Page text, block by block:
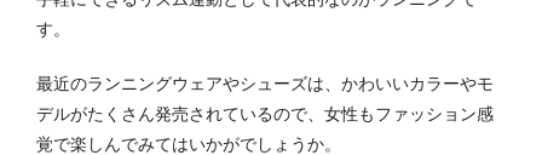
す。
最近のランニングウェアやシューズは、かわいいカラーやモ
デルがたくさん発売されているので、女性もファッション感
覚で楽しんでみてはいかがでしょうか。